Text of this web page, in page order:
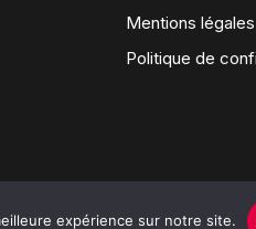
Mentions légales
Politique de
expérience sur notre site.